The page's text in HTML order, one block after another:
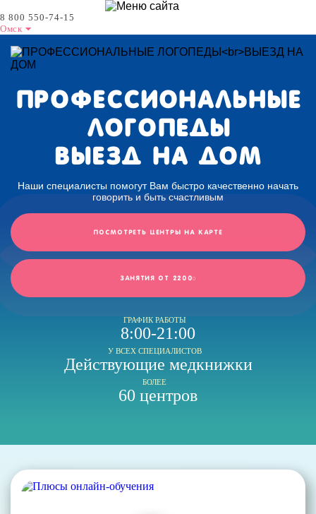
8 800 550-74-15
Омск
ПРОФЕССИОНАЛЬНЫЕ
ЛОГОПЕДЫ
ВЫЕЗД НА ДОМ
Наши специалисты помогут Вам быстро качественно начать
говорить и быть счастливым
Посмотреть центры на карте
Занятия от 2200
ГРАФИК РАБОТЫ
8:00-21:00
У ВСЕХ СПЕЦИАЛИСТОВ
Действующие медкнижки
БОЛЕЕ
60 центров